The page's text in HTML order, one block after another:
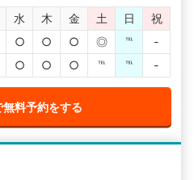
水 木 金 土 日
祝
○ ○ ○ ◎ ℡
-
○ ○ ○ ℡ ℡ -
無料予約をする